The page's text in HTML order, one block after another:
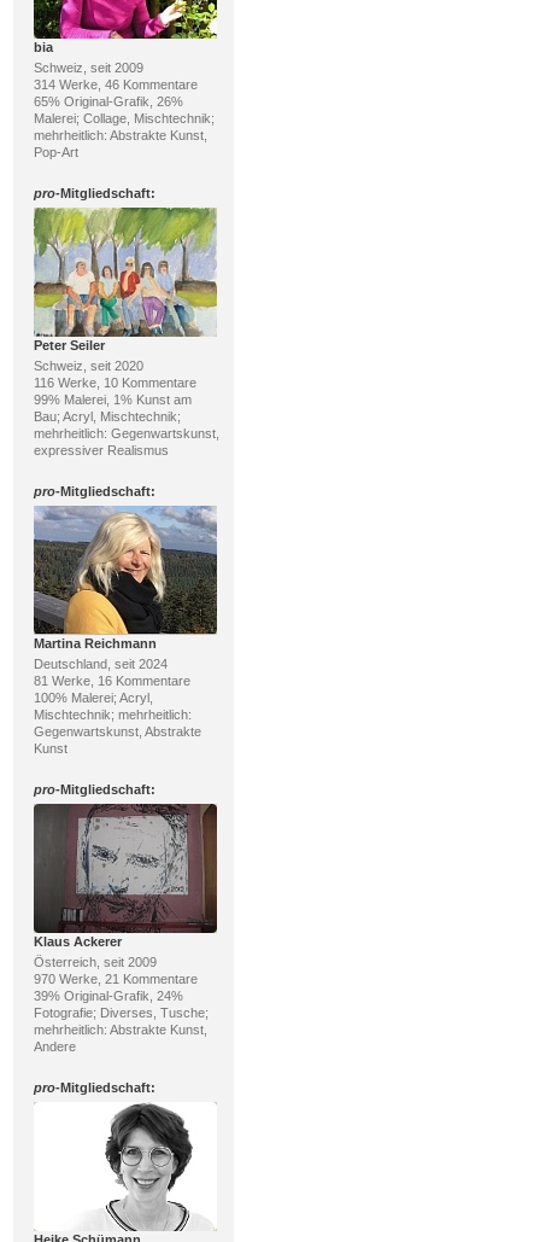
bia
Schweiz, seit 2009
314 Werke, 46 Kommentare
65% Original-Grafik, 26%
Malerei; Collage, Mischtechnik;
mehrheitlich: Abstrakte Kunst,
Pop-Art
pro-Mitgliedschaft:
Peter Seiler
Schweiz, seit 2020
116 Werke, 10 Kommentare
99% Malerei, 1% Kunst am
Bau; Acryl, Mischtechnik;
mehrheitlich: Gegenwartskunst,
expressiver Realismus
pro-Mitgliedschaft:
Martina Reichmann
Deutschland, seit 2024
81 Werke, 16 Kommentare
100% Malerei; Acryl,
Mischtechnik; mehrheitlich:
Gegenwartskunst, Abstrakte
Kunst
pro-Mitgliedschaft:
Klaus Ackerer
Österreich, seit 2009
970 Werke, 21 Kommentare
39% Original-Grafik, 24%
Fotografie; Diverses, Tusche;
mehrheitlich: Abstrakte Kunst,
Andere
pro-Mitgliedschaft: